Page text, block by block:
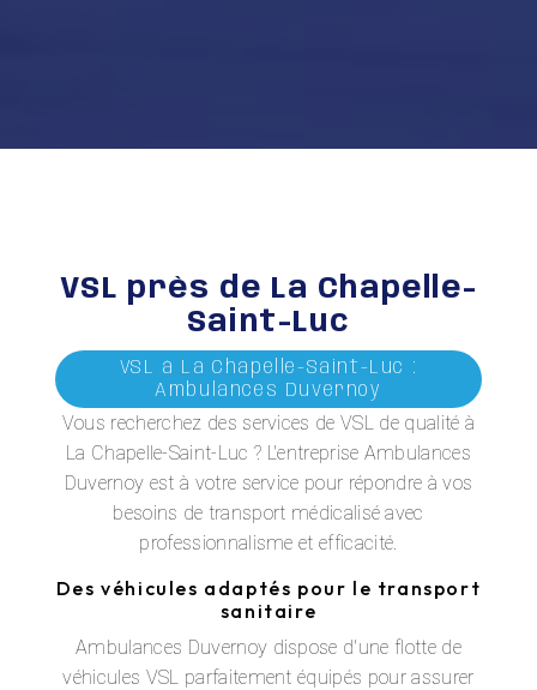
VSL près de La Chapelle-
Saint-Luc
VSL à La Chapelle-Saint-Luc :
Ambulances Duvernoy
Vous recherchez des services de VSL de qualité à
La Chapelle-Saint-Luc ? L'entreprise Ambulances
Duvernoy est à votre service pour répondre à vos
besoins de transport médicalisé avec
professionnalisme et efficacité.
Des véhicules adaptés pour le transport
sanitaire
Ambulances Duvernoy dispose d'une flotte de
véhicules VSL parfaitement équipés pour assurer